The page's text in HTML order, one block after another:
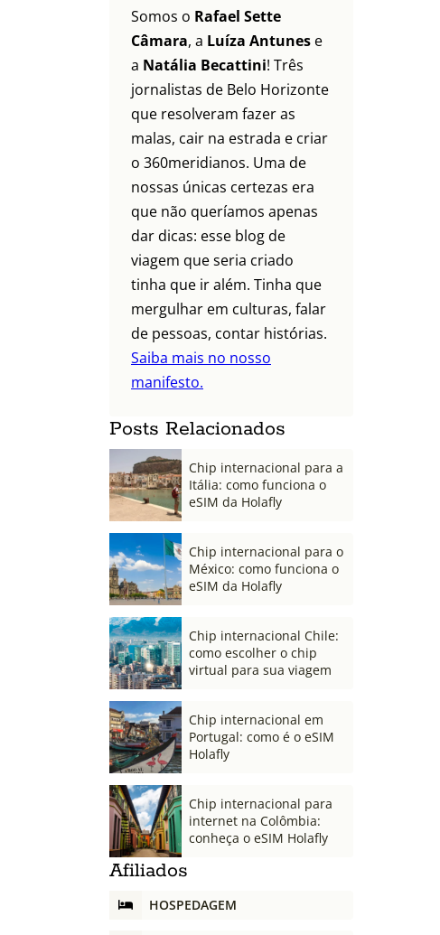
Somos o Rafael Sette
Câmara, a Luíza Antunes e
a Natália Becattini! Três
jornalistas de Belo Horizonte
que resolveram fazer as
malas, cair na estrada e criar
o 360meridianos. Uma de
nossas únicas certezas era
que não queríamos apenas
dar dicas: esse blog de
viagem que seria criado
tinha que ir além. Tinha que
mergulhar em culturas, falar
de pessoas, contar histórias.
Saiba mais no nosso
manifesto.
Posts Relacionados
Chip internacional para a
Itália: como funciona o
eSIM da Holafly
Chip internacional para o
México: como funciona o
eSIM da Holafly
Chip internacional Chile:
como escolher o chip
virtual para sua viagem
Chip internacional em
Portugal: como é o eSIM
Holafly
Chip internacional para
internet na Colômbia:
conheça o eSIM Holafly
Afiliados
HOSPEDAGEM